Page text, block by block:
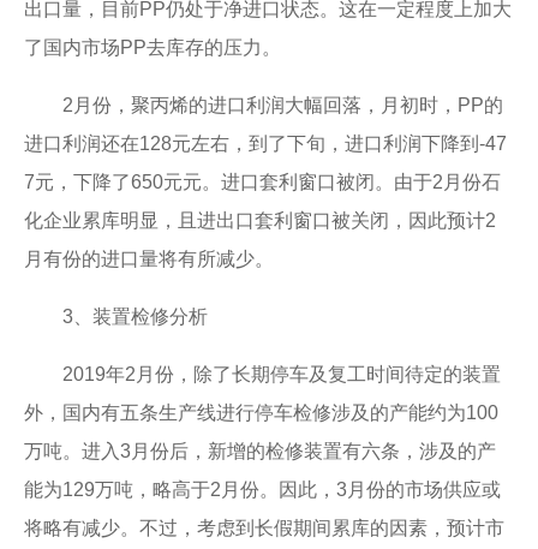
出口量，目前PP仍处于净进口状态。这在一定程度上加大
了国内市场PP去库存的压力。
2月份，聚丙烯的进口利润大幅回落，月初时，PP的
进口利润还在128元左右，到了下旬，进口利润下降到-47
7元，下降了650元元。进口套利窗口被闭。由于2月份石
化企业累库明显，且进出口套利窗口被关闭，因此预计2
月有份的进口量将有所减少。
3、装置检修分析
2019年2月份，除了长期停车及复工时间待定的装置
外，国内有五条生产线进行停车检修涉及的产能约为100
万吨。进入3月份后，新增的检修装置有六条，涉及的产
能为129万吨，略高于2月份。因此，3月份的市场供应或
将略有减少。不过，考虑到长假期间累库的因素，预计市